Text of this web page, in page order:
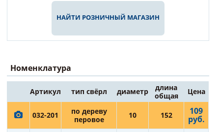
НАЙТИ РОЗНИЧНЫЙ МАГАЗИН
Номенклатура
Артикул тип свёрл диаметр
длина
общая
Цена
032-201
по дереву
перовое
10 152 109
руб.